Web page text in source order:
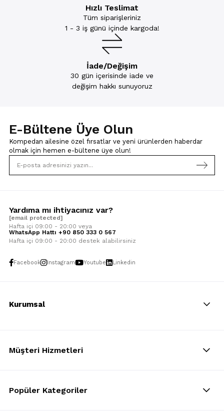
Hızlı Teslimat
Tüm siparişleriniz
1 - 3 iş günü içinde kargoda!
İade/Değişim
30 gün içerisinde iade ve
değişim hakkı sunuyoruz
E-Bültene Üye Olun
Kompedan ailesine özel fırsatlar ve yeni ürünlerden haberdar
olmak için hemen e-bültene üye olun!
Yardıma mı ihtiyacınız var?
[email protected]
Hafta içi 09:00 - 20:00 veya
WhatsApp Hattı +90 850 333 0 567
Hafta içi 09:00 - 20:00 destek alabilirsiniz
Facebook Instagram Youtube Linkedin
Kurumsal
Müşteri Hizmetleri
Popüler Kategoriler